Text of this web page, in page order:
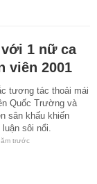
1 nữ ca
viên 2001
tương tác thoải mái
Quốc Trường và
sân khấu khiến
luận sôi nổi.
trước